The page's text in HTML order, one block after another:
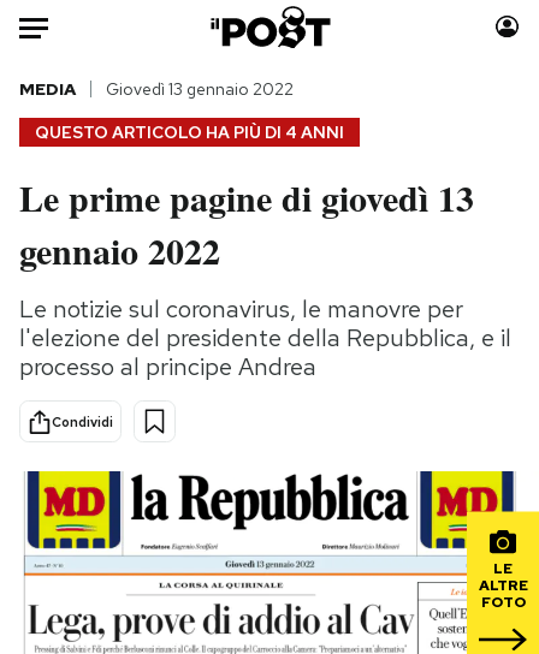
Auto
HOME
Italia
Politica
Tecnologia
Internet
Scienza
Cultura
Economia
Moda
Storie/Idee
Ok Boomer!
Media
Mondiali calcio 2026
QUESTO ARTICOLO HA PIÙ DI 4 ANNI
MEDIA Giovedì 13 gennaio 2022
Le prime pagine di giovedì 13
gennaio 2022
Le notizie sul coronavirus, le manovre per
l'elezione del presidente della Repubblica, e il
processo al principe Andrea
Condividi
LE
ALTRE
FOTO